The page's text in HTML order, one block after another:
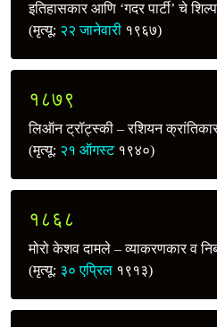
इतिहासकार आणि ‘गदर पार्टी’ चे
(मृत्यू: २२ जानेवारी १९६७)
१८७९
लिऑन ट्रॉट्स्की – रशियन
(मृत्यू: २१ ऑगस्ट१९४०)
१८६८
मोरो केशव दामले – व्याकरणकार व
(मृत्यू: ३० एप्रिल १९१३)